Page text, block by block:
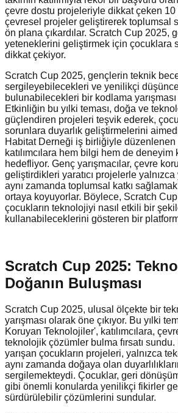
çevre dostu projeleriyle dikkat çeken 10
çevresel projeler geliştirerek toplumsal
ön plana çıkardılar. Scratch Cup 2025,
yeteneklerini geliştirmek için çocuklara
dikkat çekiyor.
Scratch Cup 2025, gençlerin teknik
sergileyebilecekleri ve yenilikçi
bulunabilecekleri bir kodlama yarışması
Etkinliğin bu yılki teması, doğa ve
güçlendiren projeleri teşvik ederek,
sorunlara duyarlık geliştirmelerini
Habitat Derneği iş birliğiyle düzenlenen
katılımcılara hem bilgi hem de deneyim
hedefliyor. Genç yarışmacılar, çevre
geliştirdikleri yaratıcı projelerle yalnızca
aynı zamanda toplumsal katkı
ortaya koyuyorlar. Böylece, Scratch
çocukların teknolojiyi nasıl etkili bir
kullanabileceklerini gösteren bir
Scratch Cup 2025:
Doğanın Buluşması
Scratch Cup 2025, ulusal ölçekte bir
yarışması olarak öne çıkıyor. Bu yılki
Koruyan Teknolojiler', katılımcılara,
teknolojik çözümler bulma fırsatı sundu.
yarışan çocukların projeleri, yalnızca
aynı zamanda doğaya olan
sergilemekteydi. Çocuklar, geri
gibi önemli konularda yenilikçi fikirler
sürdürülebilir çözümlerini sundular.